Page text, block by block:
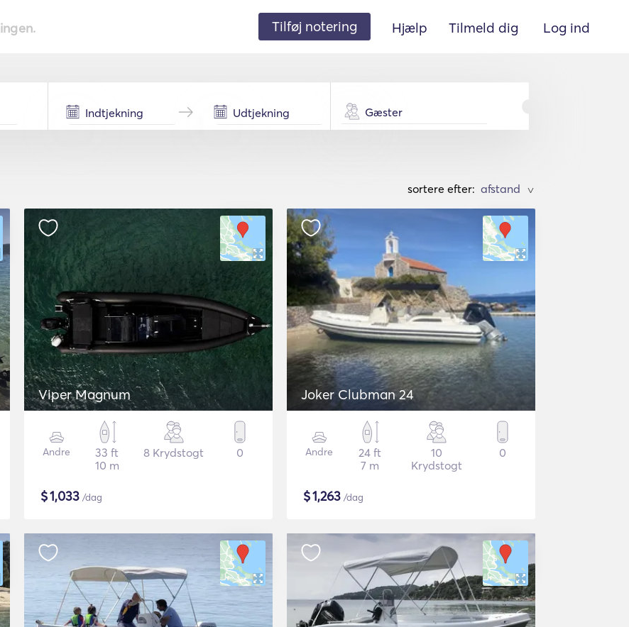
Tilføj notering Hjælp Tilmeld dig Log ind
Gæster
sortere efter: >
Viper Magnum
Andre
33 ft
10 m
8 Krydstogt 0
$1,033 /dag
Joker Clubman 24
Andre
24 ft
7 m
10
Krydstogt
0
$1,263 /dag